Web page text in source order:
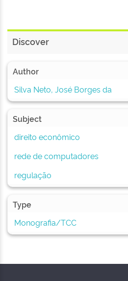
Discover
Author
Silva Neto, José Borges da
Subject
direito econômico
rede de computadores
regulação
Type
Monografia/TCC